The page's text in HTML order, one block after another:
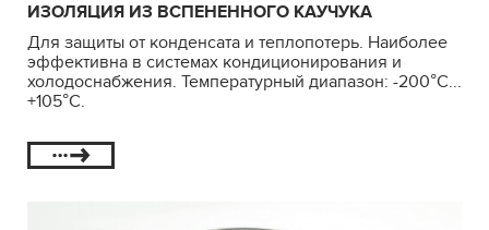
ИЗОЛЯЦИЯ ИЗ ВСПЕНЕННОГО КАУЧУКА
Для защиты от конденсата и теплопотерь. Наиболее
эффективна в системах кондиционирования и
холодоснабжения. Температурный диапазон: -200°С...
+105°С.